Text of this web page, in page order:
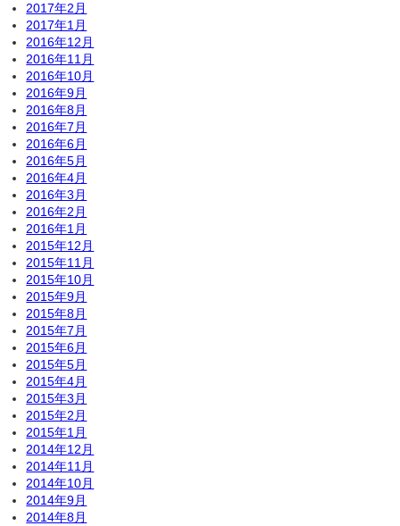
2017年2月
2017年1月
2016年12月
2016年11月
2016年10月
2016年9月
2016年8月
2016年7月
2016年6月
2016年5月
2016年4月
2016年3月
2016年2月
2016年1月
2015年12月
2015年11月
2015年10月
2015年9月
2015年8月
2015年7月
2015年6月
2015年5月
2015年4月
2015年3月
2015年2月
2015年1月
2014年12月
2014年11月
2014年10月
2014年9月
2014年8月